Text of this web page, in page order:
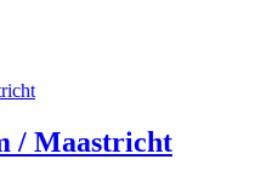
/ Maastricht